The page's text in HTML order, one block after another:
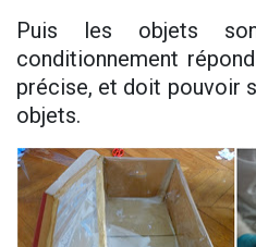
Puis les objets
conditionnement
précise, et doit pouvoir
objets.